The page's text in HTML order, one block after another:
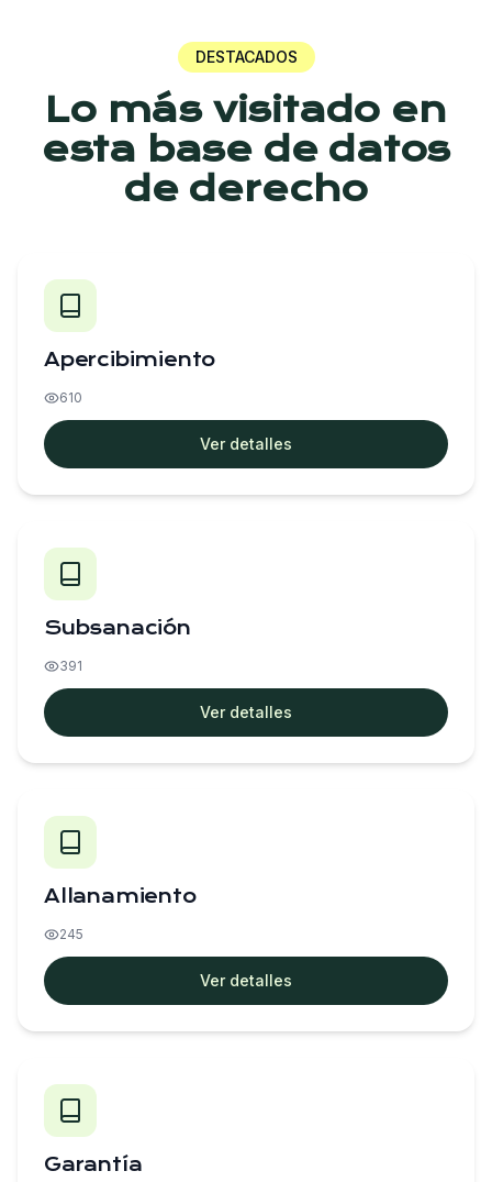
DESTACADOS
Lo más visitado en
esta base de datos
de derecho
Apercibimiento
610
Ver detalles
Subsanación
391
Ver detalles
Allanamiento
245
Ver detalles
Garantía